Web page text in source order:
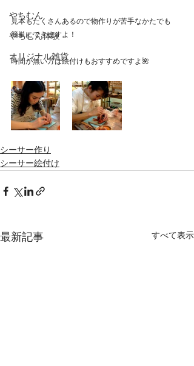
やちむん
やちむん体験
オリジナル雑貨
見本もたくさんあるので物作りが苦手なかたでも
簡単にできますよ！
時間が無い方は絵付けもおすすめですよ🌺
シーサー作り
シーサー絵付け
最新記事 すべて表示